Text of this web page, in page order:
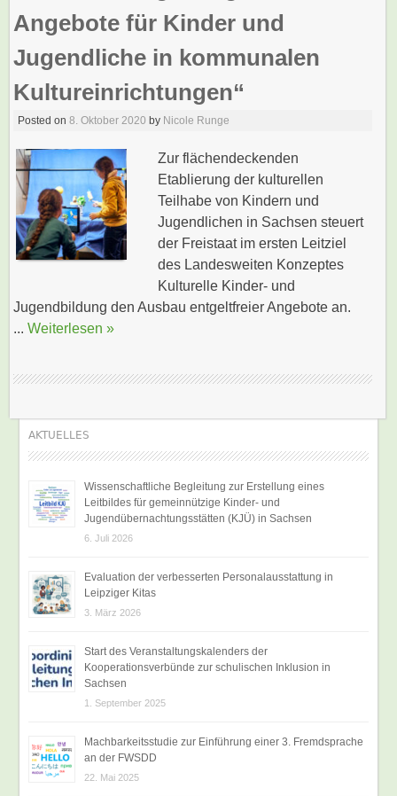
Angebote für Kinder und
Jugendliche in kommunalen
Kultureinrichtungen“
Posted on8. Oktober 2020 by Nicole Runge
Zur flächendeckenden
Etablierung der kulturellen
Teilhabe von Kindern und
Jugendlichen in Sachsen steuert
der Freistaat im ersten Leitziel
des Landesweiten Konzeptes
Kulturelle Kinder- und
Jugendbildung den Ausbau entgeltfreier Angebote an.
...Weiterlesen »
AKTUELLES
Wissenschaftliche Begleitung zur Erstellung eines
Leitbildes für gemeinnützige Kinder- und
Jugendübernachtungsstätten (KJÜ) in Sachsen
6. Juli 2026
Evaluation der verbesserten Personalausstattung in
Leipziger Kitas
3. März 2026
Start des Veranstaltungskalenders der
Kooperationsverbünde zur schulischen Inklusion in
Sachsen
1. September 2025
Machbarkeitsstudie zur Einführung einer 3. Fremdsprache
an der FWSDD
22. Mai 2025